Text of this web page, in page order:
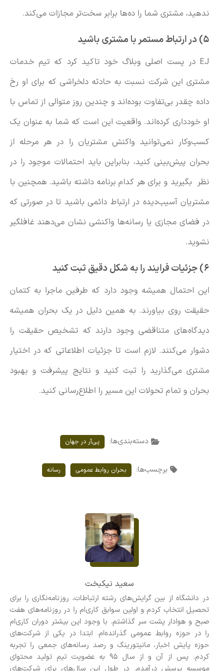
ندهید، مشتری شما را ده‌ها برابر سخت‌تر مجازات می‌کند.
۵) در ارتباط مستمر با مشتری باشید
EJ در پست اصلی وبلاگ خود تاکید کرد که تیم خدمات
مشتری این شرکت نسبت به حادثه دلخراشی که برای او رخ
داده چقدر بی‌تفاوت بوده‌اند و چندین روز متوالی از تماس با
او خودداری کرده‌اند. واقعیت این است که شما به عنوان یک
کسب‌وکار نمی‌توانید واکنش مشتریان را در هر مرحله از
بحران پیش‌بینی کنید، بنابراین باید احتمالات موجود را در
نظر بگیرید و برای هر کدام برنامه‌ داشته باشید. همچنین با
مشتریان آسیب‌دیده در ارتباط دائمی باشید تا در صورتی که
در فضای مجازی یا رسانه‌ها واکنشی نشان می‌دهند غافلگیر
نشوید.
۶) جزئیات فرایند را به شکل دقیق ثبت کنید
این احتمال همیشه وجود دارد که طرفین ماجرا به کتمان
حقیقت روی بیاورند. به همین دلیل در یک بحران همیشه
دیدگاه‌های متناقضی وجود دارند که تشخیص حقیقت را
دشوار می‌کنند. لازم است تا جزئیات اطلاعاتی که در اختیار
مشتری می‌گذارید را ثبت کنید و نتایج پیشرفت و بهبود
بحران و تمام تحولات این مسیر را اطلاع‌رسانی کنید.
دسته‌بندی‌ها: پی‌آر در جهان
برچسب‌ها: بحران روابط عمومی رسانه
سعید نیکبخت
در دانشگاه از بین گرایش‌های رشته ارتباطات، روزنامه‌نگاری را برای
تحصیل انتخاب کردم و اولین سوابق کاری‌ام را در روزنامه‌های هفت
صبح و هوادار پشت ‌سر گذاشتم. با وجود این بیشتر دوران کاری‌ام
را در حوزه روابط عمومی گذرانده‌ام. ابتدا در یکی از شرکت‌های
حوزه پایش اخبار، مانیتورینگ و رصد رسانه‌های جمعی را تجربه
کردم. پس از آن و از سال ۹۵ به عضویت تیم تولید محتوای